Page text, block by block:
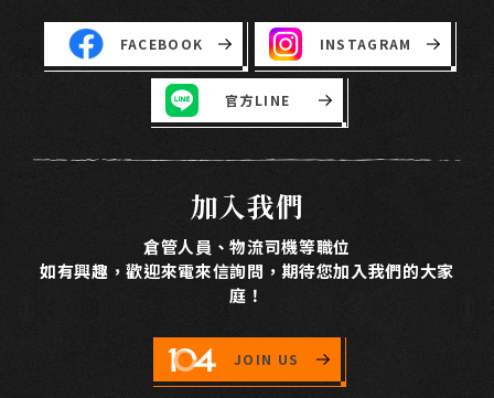
FACEBOOK INSTAGRAM
官方LINE
加入我們
倉管人員、物流司機等職位
如有興趣，歡迎來電來信詢問，期待您加入我們的大家
庭！
JOIN US